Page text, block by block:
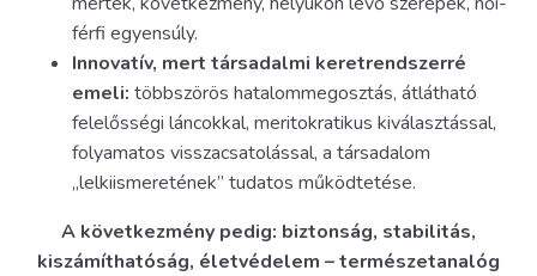
férfi egyensúly.
Innovatív, mert társadalmi keretrendszerré
emeli: többszörös hatalommegosztás, átlátható
felelősségi láncokkal, meritokratikus kiválasztással,
folyamatos visszacsatolással, a társadalom
„lelkiismeretének” tudatos működtetése.
A következmény pedig: biztonság, stabilitás,
kiszámíthatóság, életvédelem – természetanalóg